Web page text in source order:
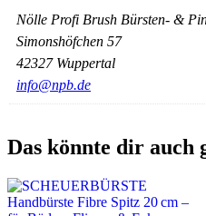
Nölle Profi Brush Bürsten- &
Simonshöfchen 57
42327 Wuppertal
info@npb.de
Das könnte dir auch